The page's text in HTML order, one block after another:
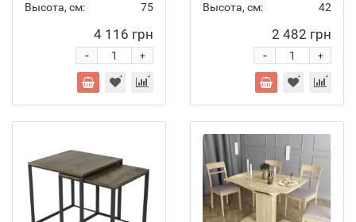
Высота, см:
75
4 116 грн
+
-
Высота, см:
42
2 482 грн
+
-